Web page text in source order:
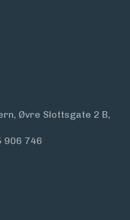
Øvre Slottsgate 2 B,
906 746